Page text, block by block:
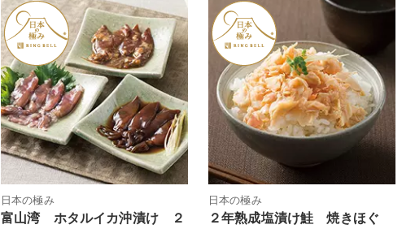
日本の極み
富山湾 ホタルイカ沖漬け ２
日本の極み
２年熟成塩漬け鮭 焼きほぐ